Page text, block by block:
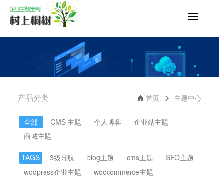
切
导
产品分类 首页 主题中心
全部 CMS 主题 个人博客
企业站主题
商城主题
TAGS 3级导航 blog主题 cms主题
SEO主题
wodpress企业主题
woocommerce主题